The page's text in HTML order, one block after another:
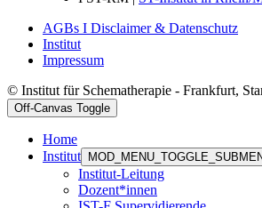
AGBs I Disclaimer & Datenschutz
Institut
Impressum
© Institut für Schematherapie - Frankfurt,
Off-Canvas Toggle
Home
Institut
Institut-Leitung
Dozent*innen